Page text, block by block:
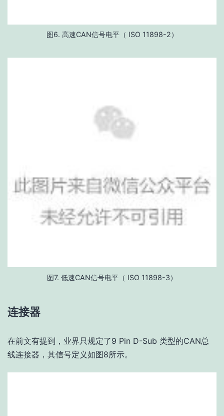
图6. 高速CAN信号电平（ ISO 11898-2）
图7. 低速CAN信号电平（ ISO 11898-3）
连接器
在前文有提到，业界只规定了9 Pin D-Sub 类型的CAN总
线连接器，其信号定义如图8所示。